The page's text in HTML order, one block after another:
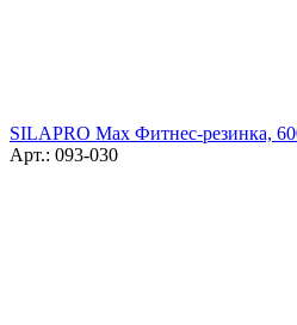
SILAPRO Max Фитнес-резинка,
Арт.: 093-030